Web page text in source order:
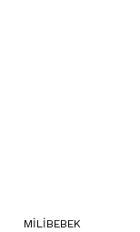
MILIBEBEK